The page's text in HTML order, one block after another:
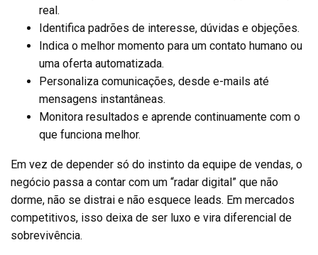
real.
Identifica padrões de interesse, dúvidas e objeções.
Indica o melhor momento para um contato humano ou
uma oferta automatizada.
Personaliza comunicações, desde e-mails até
mensagens instantâneas.
Monitora resultados e aprende continuamente com o
que funciona melhor.
Em vez de depender só do instinto da equipe de vendas, o
negócio passa a contar com um “radar digital” que não
dorme, não se distrai e não esquece leads. Em mercados
competitivos, isso deixa de ser luxo e vira diferencial de
sobrevivência.